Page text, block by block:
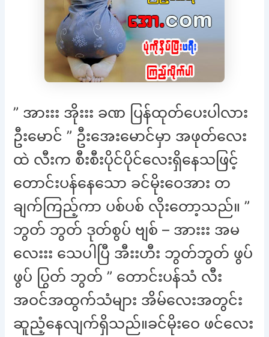
” အားးး အိုးးး ခဏ ပြန်ထုတ်ပေးပါလား
ဦးမောင် ” ဦးအေးမောင်မှာ အဖုတ်လေး
ထဲ လီးက စီးစီးပိုင်ပိုင်လေးရှိနေသဖြင့်
တောင်းပန်နေသော ခင်မိုးဝေအား တ
ချက်ကြည့်ကာ ပစ်ပစ် လိုးတော့သည်။ ”
ဘွတ် ဘွတ် ဒုတ်စွပ် ဗျစ် – အားးး အမ
လေးးး သေပါပြီ အီးးဟီး ဘွတ်ဘွတ် ဖွပ်
ဖွပ် ပြွတ် ဘွတ် ” တောင်းပန်သံ လီး
အဝင်အထွက်သံများ အိမ်လေးအတွင်း
ဆူညံ့နေလျက်ရှိသည်။ခင်မိုးဝေ ဖင်လေး